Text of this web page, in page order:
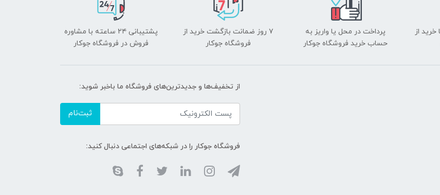
از
پرداخت در محل یا واریز به
حساب خرید فروشگاه جوکار
۷ روز ضمانت بازگشت خرید از
فروشگاه جوکار
پشتیبانی ۲۴ ساعته با مشاوره
فروش در فروشگاه جوکار
از تخفیف‌ها و جدیدترین‌های فروشگاه ما باخبر شوید:
ثبت‌نام
فروشگاه جوکار را در شبکه‌های اجتماعی دنبال کنید: